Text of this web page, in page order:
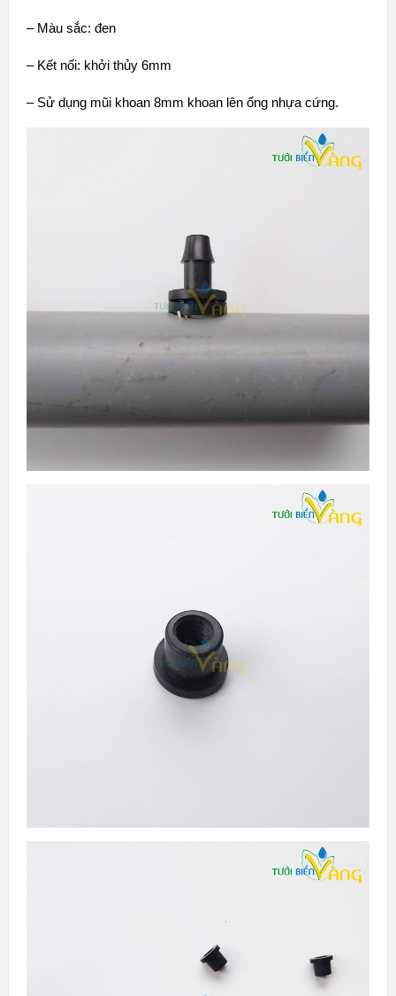
– Màu sắc: đen
– Kết nối: khởi thủy 6mm
– Sử dụng mũi khoan 8mm khoan lên ống nhựa cứng.